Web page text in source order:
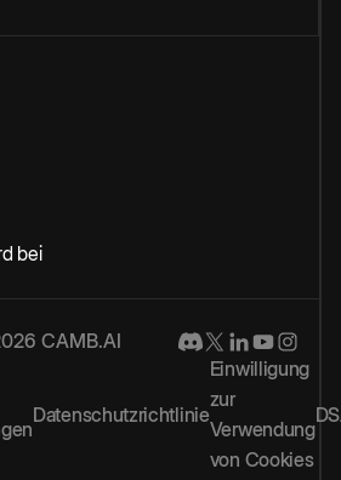
bei
CAMB.AI
Datenschutzrichtlinie
Einwilligung
zur
Verwendung
von Cookies